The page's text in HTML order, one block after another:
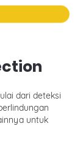
dari deteksi
untuk